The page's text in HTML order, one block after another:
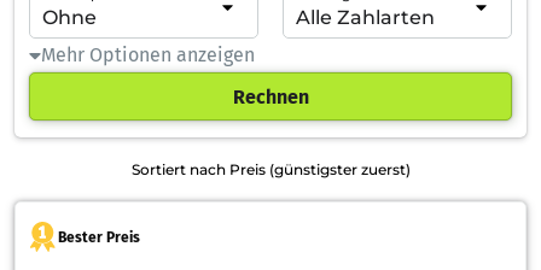
Mehr Optionen anzeigen
Rechnen
Sortiert nach Preis (günstigster zuerst)
Bester Preis